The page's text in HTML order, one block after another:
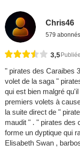
Chris46
579 abonnés
3,5
" pirates des Caraibes
volet de la saga "
qui est bien malgré
premiers volets à
la suite direct de "
maudit " . " pirates des
forme un dyptique qui
Elisabeth Swan ,